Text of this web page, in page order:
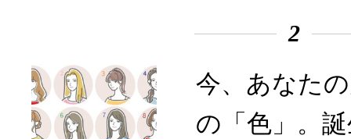
2
今、あなた
の「色」。